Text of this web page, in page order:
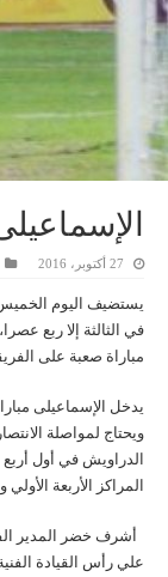
27 أكتوبر، 2016
يستضيف اليوم الخميس
في الثالثة إلا ربع
مباراة صعبة على
ويحتاج لمواصلة
الدراويش في أول
المراكز الأربعة
أشرف خضر المدير
علي رأس القيادة